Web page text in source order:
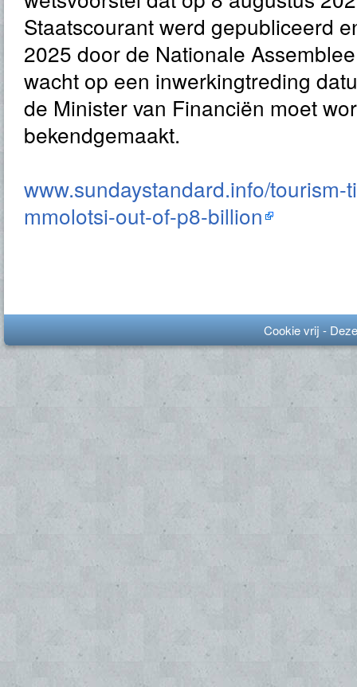
Staatscourant werd gepubliceerd
2025 door de Nationale
wacht op een inwerkingtreding
de Minister van Financiën moet
bekendgemaakt.
www.sundaystandard.info/
mmolotsi-out-of-p8-billion
Cookie vrij -